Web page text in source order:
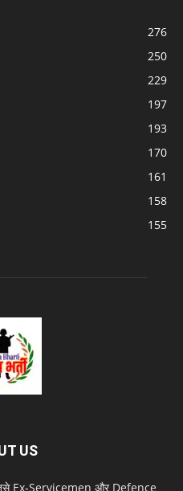
276
250
229
197
193
170
161
158
155
US
Ex‑Servicemen और Defence